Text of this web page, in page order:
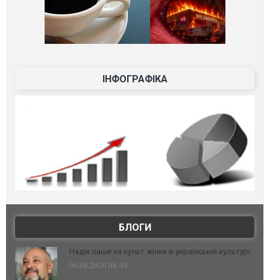
ІНФОГРАФІКА
БЛОГИ
Надія лише на культ жінки в українській культурі
06.08.2026 08:49